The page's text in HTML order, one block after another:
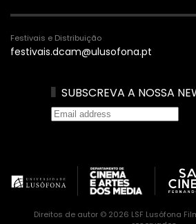
Festivais e Distribuição
festivais.dcam@ulusofona.pt
SUBSCREVA A NOSSA
Direitos de autor © 2026 LSF Lusófona